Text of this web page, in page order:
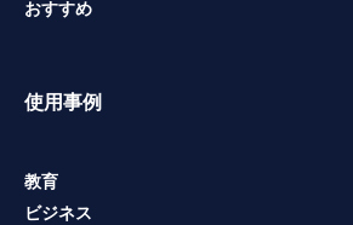
おすすめ
使用事例
教育
ビジネス